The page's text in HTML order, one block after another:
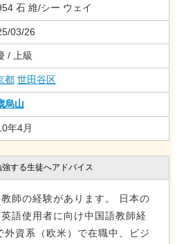
石 維/シー ウェイ
03/26
/ 上級
都 世田谷区
烏山
年4月
する生徒へアドバイス
師の経験があります。 日本の
語使用者に向け中国語教師経
資系（欧米）で在職中、ビジ